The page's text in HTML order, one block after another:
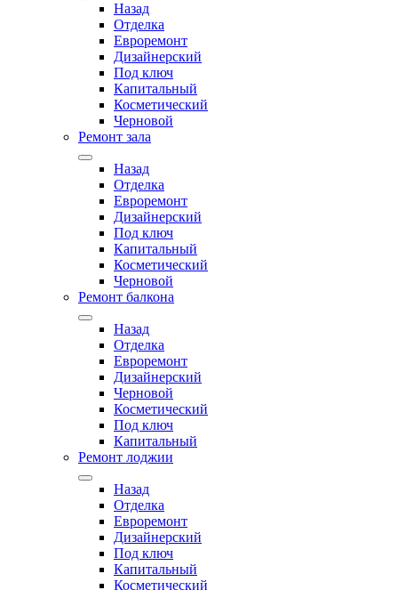
Назад
Отделка
Евроремонт
Дизайнерский
Под ключ
Капитальный
Косметический
Черновой
Ремонт зала
Назад
Отделка
Евроремонт
Дизайнерский
Под ключ
Капитальный
Косметический
Черновой
Ремонт балкона
Назад
Отделка
Евроремонт
Дизайнерский
Черновой
Косметический
Под ключ
Капитальный
Ремонт лоджии
Назад
Отделка
Евроремонт
Дизайнерский
Под ключ
Капитальный
Косметический